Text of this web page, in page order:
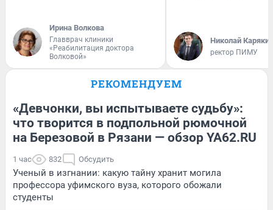
Ирина Волкова
Главврач клиники
«Реабилитация доктора
Волковой»
Николай Карякин
ректор ПИМУ
РЕКОМЕНДУЕМ
«Девчонки, вы испытываете судьбу»:
что творится в подпольной рюмочной
на Березовой в Рязани — обзор YA62.RU
1 час 832 Обсудить
Ученый в изгнании: какую тайну хранит могила
профессора уфимского вуза, которого обожали
студенты